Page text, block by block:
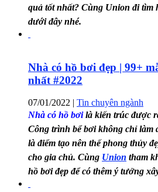
quả tốt nhất? Cùng Union đi tìm
dưới đây nhé.
Nhà có hồ bơi đẹp | 99+
nhất #2022
07/01/2022 | Tin chuyên ngành
Nhà có hồ bơilà kiến trúc được
Công trình bể bơi không chỉ làm
là điểm tạo nên thế phong thủy
cho gia chủ. Cùng Union tham
hồ bơi đẹp để có thêm ý tưởng